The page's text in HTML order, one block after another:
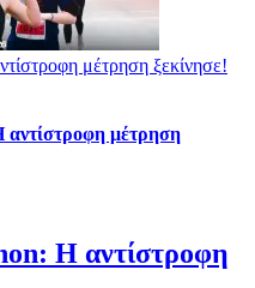
μέτρηση ξεκίνησε!
μέτρηση
Η αντίστροφη